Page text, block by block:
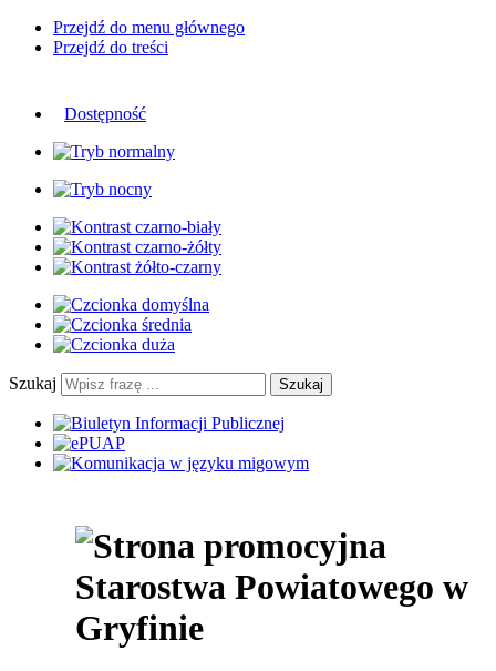
Przejdź do menu głównego
Przejdź do treści
Dostępność
Szukaj Szukaj